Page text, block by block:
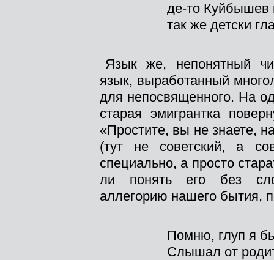
де-то Куйбышев
так же детски
Язык же, непонятный
язык, выработанный
для непосвященного. На
старая эмигрантка
«Простите, вы не знаете,
(тут не советский, а
специально, а просто
ли понять его без
аллегорию нашего бытия,
Помню, глуп я
Слышал от